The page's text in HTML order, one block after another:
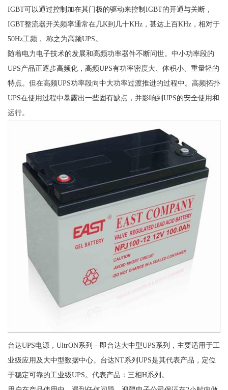
IGBT可以通过控制加在其门极的驱动来控制IGBT的开通与关断，
IGBT整流器开关频率通常在几K到几十KHz，甚达上百KHz，相对于
50Hz工频， 称之为高频UPS。
随着电力电子技术的发展和高频功率器件不断问世。中小功率段的
UPS产品正逐步高频化，高频UPS有功率密度大、体积小、重量轻的
特点。但在高频UPS功率段向中大功率过渡推进的过程中。高频拓扑
UPS在使用过程中暴露出一些固有缺点，并影响到UPS的安全使用和
运行。
台达UPS电源，UltrON系列—即台达大中型UPS系列，主要适用于工
业级应用及大中型数据中心。台达NT系列UPS是其代表产品，定位
于稳定可靠的工业级UPS。代表产品：三相H系列。